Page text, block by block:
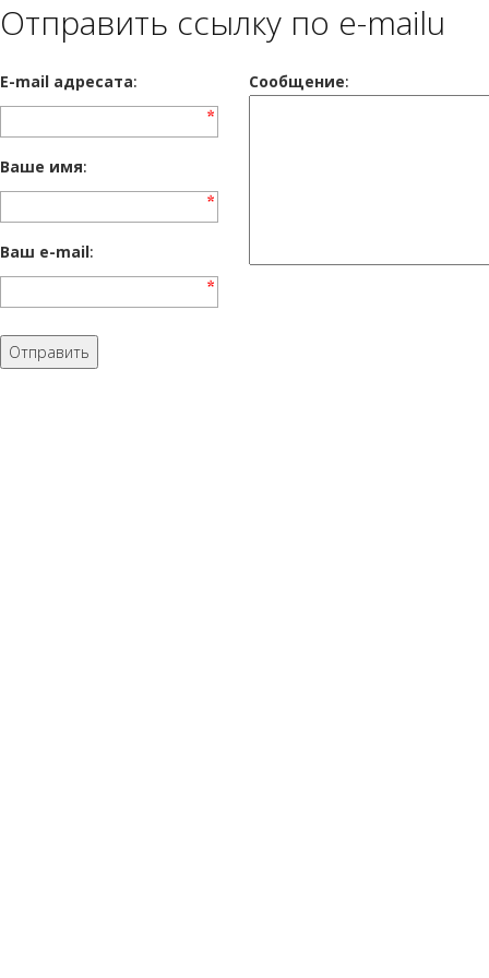
Отправить ссылку по e-mailu
E-mail адресата: Сообщение:
Ваше имя:
Ваш e-mail: